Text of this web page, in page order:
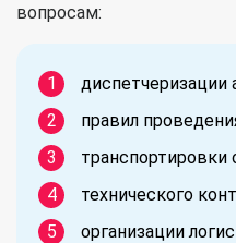
вопросам:
диспетчеризации
правил
транспортировки
технического
организации